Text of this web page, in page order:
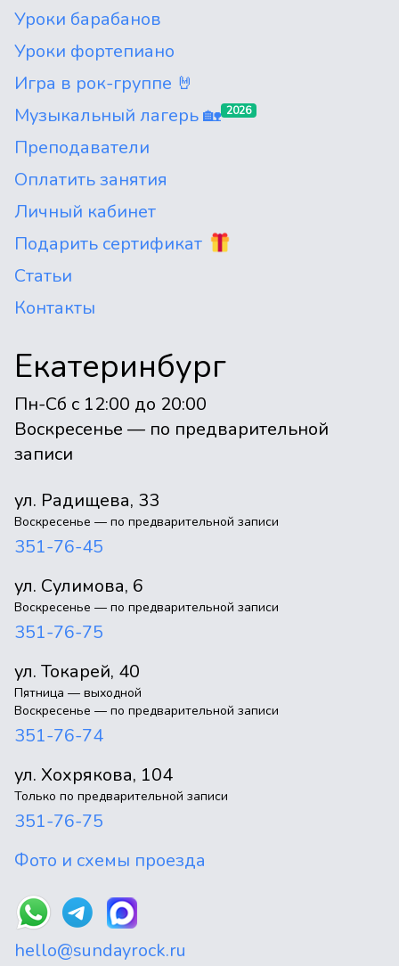
Уроки барабанов
Уроки фортепиано
Игра в рок-группе 🤘
Музыкальный лагерь 🏡 2026
Преподаватели
Оплатить занятия
Личный кабинет
Подарить сертификат
Статьи
Контакты
Екатеринбург
Пн-Сб с 12:00 до 20:00
Воскресенье — по предварительной
записи
ул. Радищева, 33
Воскресенье — по предварительной записи
351-76-45
ул. Сулимова, 6
Воскресенье — по предварительной записи
351-76-75
ул. Токарей, 40
Пятница — выходной
Воскресенье — по предварительной записи
351-76-74
ул. Хохрякова, 104
Только по предварительной записи
351-76-75
Фото и схемы проезда
hello@sundayrock.ru